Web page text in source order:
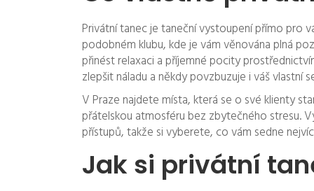
Privátní tanec je taneční vystoupení přímo pro
podobném klubu, kde je vám věnována plná
přinést relaxaci a příjemné pocity
zlepšit náladu a někdy povzbuzuje i váš vlastní
V Praze najdete místa, která se o své klienty
přátelskou atmosféru bez zbytečného stresu.
přístupů, takže si vyberete, co vám sedne
Jak si privátní